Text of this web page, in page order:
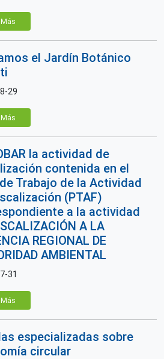
el Jardín Botánico
29
la actividad de
contenida en el
Trabajo de la Actividad
(PTAF)
a la actividad
A LA
REGIONAL DE
AMBIENTAL
31
especializadas sobre
circular